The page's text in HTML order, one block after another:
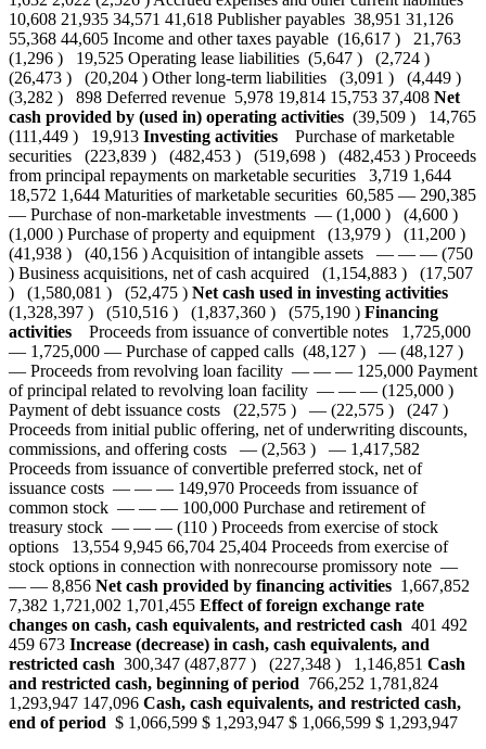
10,608 21,935 34,571 41,618 Publisher payables 38,951 31,126
55,368 44,605 Income and other taxes payable (16,617 ) 21,763
(1,296 ) 19,525 Operating lease liabilities (5,647 ) (2,724 )
(26,473 ) (20,204 ) Other long-term liabilities (3,091 ) (4,449 )
(3,282 ) 898 Deferred revenue 5,978 19,814 15,753 37,408 Net
cash provided by (used in) operating activities (39,509 ) 14,765
(111,449 ) 19,913 Investing activities Purchase of marketable
securities (223,839 ) (482,453 ) (519,698 ) (482,453 ) Proceeds
from principal repayments on marketable securities 3,719 1,644
18,572 1,644 Maturities of marketable securities 60,585 — 290,385
— Purchase of non-marketable investments — (1,000 ) (4,600 )
(1,000 ) Purchase of property and equipment (13,979 ) (11,200 )
(41,938 ) (40,156 ) Acquisition of intangible assets — — — (750
) Business acquisitions, net of cash acquired (1,154,883 ) (17,507
) (1,580,081 ) (52,475 ) Net cash used in investing activities
(1,328,397 ) (510,516 ) (1,837,360 ) (575,190 ) Financing
activities Proceeds from issuance of convertible notes 1,725,000
— 1,725,000 — Purchase of capped calls (48,127 ) — (48,127 )
— Proceeds from revolving loan facility — — — 125,000 Payment
of principal related to revolving loan facility — — — (125,000 )
Payment of debt issuance costs (22,575 ) — (22,575 ) (247 )
Proceeds from initial public offering, net of underwriting discounts,
commissions, and offering costs — (2,563 ) — 1,417,582
Proceeds from issuance of convertible preferred stock, net of
issuance costs — — — 149,970 Proceeds from issuance of
common stock — — — 100,000 Purchase and retirement of
treasury stock — — — (110 ) Proceeds from exercise of stock
options 13,554 9,945 66,704 25,404 Proceeds from exercise of
stock options in connection with nonrecourse promissory note —
— — 8,856 Net cash provided by financing activities 1,667,852
7,382 1,721,002 1,701,455 Effect of foreign exchange rate
changes on cash, cash equivalents, and restricted cash 401 492
459 673 Increase (decrease) in cash, cash equivalents, and
restricted cash 300,347 (487,877 ) (227,348 ) 1,146,851 Cash
and restricted cash, beginning of period 766,252 1,781,824
1,293,947 147,096 Cash, cash equivalents, and restricted cash,
end of period $ 1,066,599 $ 1,293,947 $ 1,066,599 $ 1,293,947